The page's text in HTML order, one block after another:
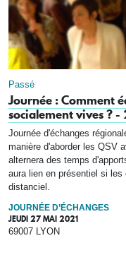
Passé
Journée : Comment
socialement vives ?
Journée d'échanges
manière d'aborder les QSV
alternera des temps
aura lien en présentiel si
distanciel.
JOURNÉE D’ÉCHANGES
JEUDI 27 MAI 2021
69007 LYON